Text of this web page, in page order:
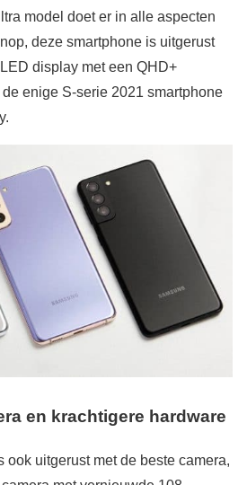
model doet er in alle aspecten
deze smartphone is uitgerust
display met een QHD+
enige S-serie 2021 smartphone
en krachtigere hardware
ook uitgerust met de beste camera,